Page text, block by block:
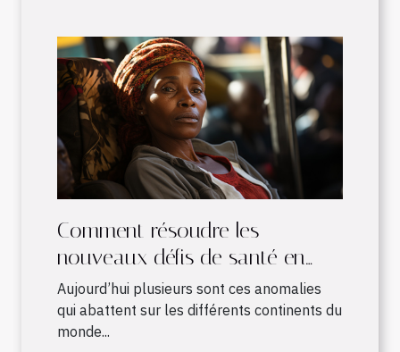
Comment résoudre les
nouveaux défis de santé en
Afrique ?
Aujourd’hui plusieurs sont ces anomalies
qui abattent sur les différents continents du
monde...